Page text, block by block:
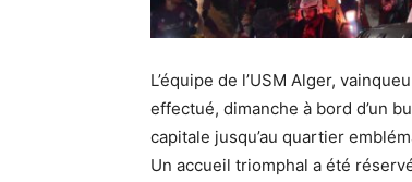
L’équipe de l’USM Alger,
effectué, dimanche à bord d’un
capitale jusqu’au quartier
Un accueil triomphal a été